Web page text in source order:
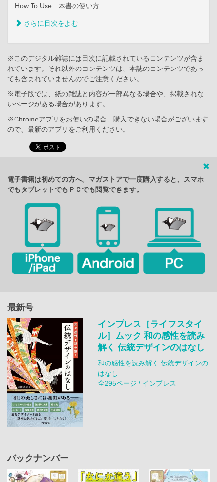
How To Use 本書の使い方
さらに目次をよむ
※このデジタル雑誌には目次に記載されているコンテンツが含ま
れています。それ以外のコンテンツは、本誌のコンテンツであっ
ても含まれていませんのでご注意ください。
※電子版では、紙の雑誌と内容が一部異なる場合や、掲載されな
いページがある場合があります。
※Chromeアプリをお使いの場合、購入できない場合がございます
ので、最新のアプリをご利用ください。
電子書籍は初めての方へ。マガストアで一度購入すると、スマホ
でもタブレットでもＰＣでも閲覧できます。
最新号
インプレス［ライフスタイ
ル］ムック 和の感性を読み
解く 伝統デザインのはなし
和の感性を読み解く 伝統デザインの
はなし
全295ページ / インプレス
バックナンバー